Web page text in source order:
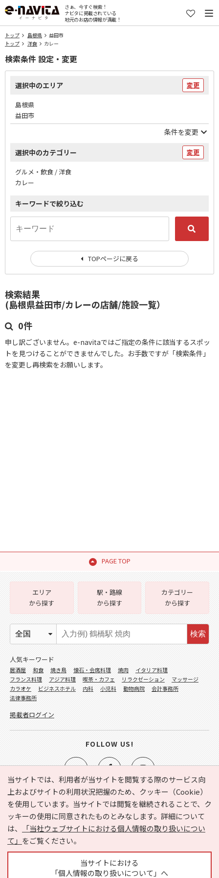
さぁ、今すぐ検索！
ナビタに掲載されている
地元のお店の情報が満載！
トップ 島根県
益田市
トップ
洋食 カレー
検索結果
(島根県益田市/カレーの店舗/施設一覧）
0件
申し訳ございません。e-navitaではご指定の条件に該当するスポッ
トを見つけることができませんでした。お手数ですが「検索条件」
を変更し再検索をお願いします。
検索条件 設定・変更
選択中のエリア 変更
島根県
益田市
条件を変更
選択中のカテゴリー 変更
グルメ・飲食 / 洋食
カレー
キーワードで絞り込む
TOPページに戻る
PAGE TOP
当サイトでは、利用者が当サイトを閲覧する際のサービス向
上およびサイトの利用状況把握のため、クッキー（Cookie）
を使用しています。当サイトでは閲覧を継続されることで、ク
ッキーの使用に同意されたものとみなします。詳細について
は、
「当社ウェブサイトにおける個人情報の取り扱いについ
て」 をご覧ください。
当サイトにおける
「個人情報の取り扱いについて」へ
e-NAVITA（イーナビタ）とは？ お気に入り
ヘルプ
利用規約
個人情報の取り扱いについて
運営会社
サイトマップ
広告掲載に関するお問い合わせ
エリア
から探す
駅・路線
から探す
カテゴリー
から探す
検索
人気キーワード
居酒屋 和食 焼き鳥 懐石・会席料理 焼肉
イタリア料理
フランス料理
アジア料理 喫茶・カフェ リラクゼーション
マッサージ
カラオケ
ビジネスホテル 内科 小児科 動物病院
会計事務所
法律事務所
掲載者ログイン
FOLLOW US!